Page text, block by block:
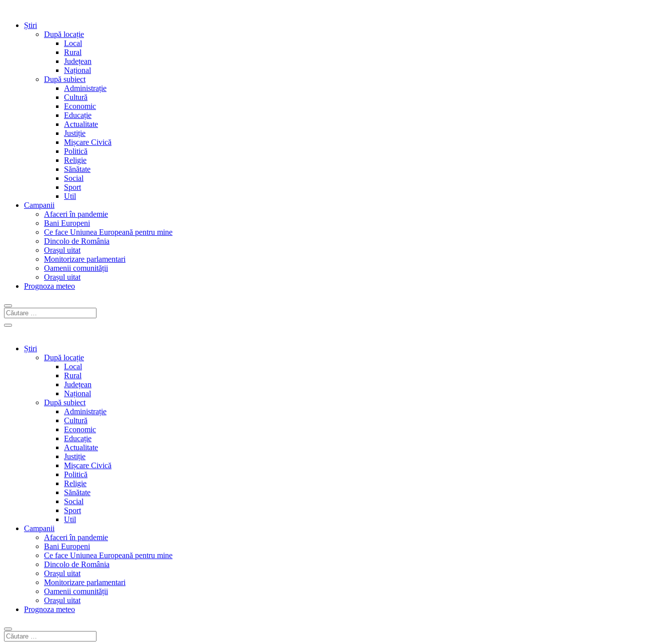
Știri
După locație
Local
Rural
Județean
Național
După subiect
Administrație
Cultură
Economic
Educație
Actualitate
Justiție
Mișcare Civică
Politică
Religie
Sănătate
Social
Sport
Util
Campanii
Afaceri în pandemie
Bani Europeni
Ce face Uniunea Europeană pentru mine
Dincolo de România
Orașul uitat
Monitorizare parlamentari
Oamenii comunității
Orașul uitat
Prognoza meteo
Știri
După locație
Local
Rural
Județean
Național
După subiect
Administrație
Cultură
Economic
Educație
Actualitate
Justiție
Mișcare Civică
Politică
Religie
Sănătate
Social
Sport
Util
Campanii
Afaceri în pandemie
Bani Europeni
Ce face Uniunea Europeană pentru mine
Dincolo de România
Orașul uitat
Monitorizare parlamentari
Oamenii comunității
Orașul uitat
Prognoza meteo